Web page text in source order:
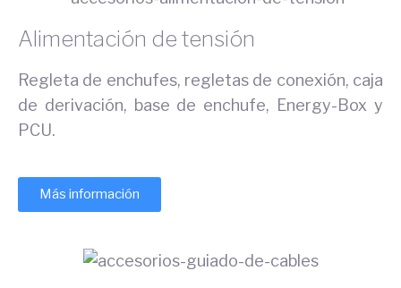
Alimentación de tensión
Regleta de enchufes, regletas de conexión, caja
de derivación, base de enchufe, Energy-Box y
PCU.
Más información